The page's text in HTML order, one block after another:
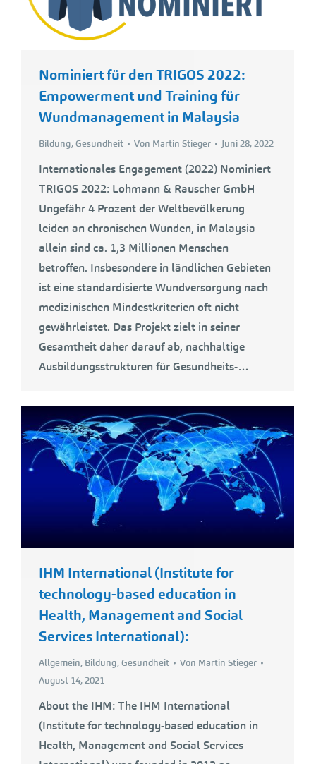
Nominiert für den TRIGOS 2022:
Empowerment und Training für
Wundmanagement in Malaysia
Bildung,Gesundheit Von Martin Stieger Juni 28, 2022
Internationales Engagement (2022) Nominiert
TRIGOS 2022: Lohmann & Rauscher GmbH
Ungefähr 4 Prozent der Weltbevölkerung
leiden an chronischen Wunden, in Malaysia
allein sind ca. 1,3 Millionen Menschen
betroffen. Insbesondere in ländlichen Gebieten
ist eine standardisierte Wundversorgung nach
medizinischen Mindestkriterien oft nicht
gewährleistet. Das Projekt zielt in seiner
Gesamtheit daher darauf ab, nachhaltige
Ausbildungsstrukturen für Gesundheits-…
IHM International (Institute for
technology-based education in
Health, Management and Social
Services International):
Allgemein, Bildung,Gesundheit Von Martin Stieger
August 14, 2021
About the IHM: The IHM International
(Institute for technology-based education in
Health, Management and Social Services